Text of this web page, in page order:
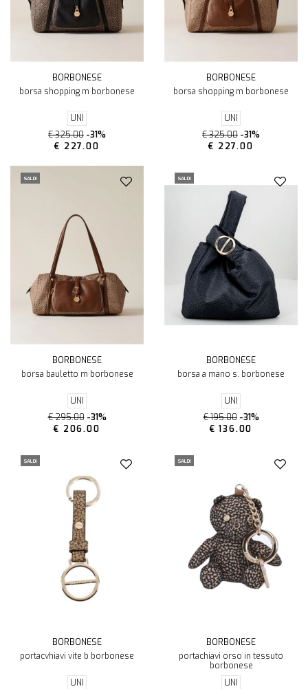
BORBONESE
borsa shopping m borbonese
UNI
€ 325.00 -31%
€ 227.00
BORBONESE
borsa shopping m borbonese
UNI
€ 325.00 -31%
€ 227.00
SALDI
BORBONESE
borsa bauletto m borbonese
UNI
€ 295.00 -31%
€ 206.00
SALDI
BORBONESE
borsa a mano s. borbonese
UNI
€ 195.00 -31%
€ 136.00
SALDI
BORBONESE
portacvhiavi vite b borbonese
UNI
SALDI
BORBONESE
portachiavi orso in tessuto
borbonese
UNI